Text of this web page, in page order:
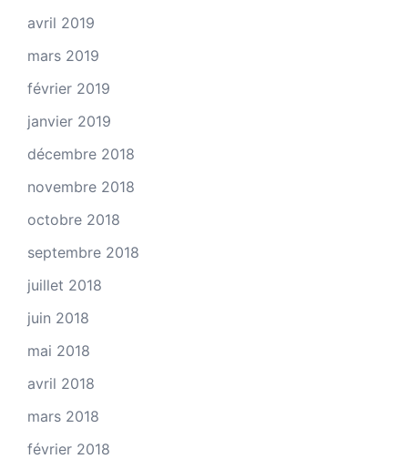
avril 2019
mars 2019
février 2019
janvier 2019
décembre 2018
novembre 2018
octobre 2018
septembre 2018
juillet 2018
juin 2018
mai 2018
avril 2018
mars 2018
février 2018